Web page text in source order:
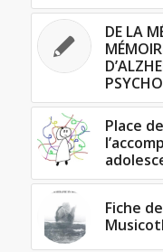
DE LA
Place
Fiche